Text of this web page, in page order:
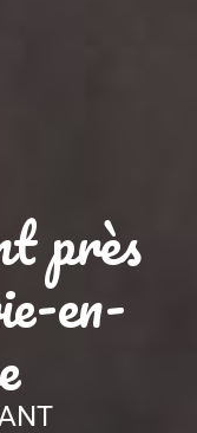
près
en-